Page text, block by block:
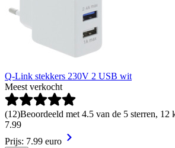
Q-Link stekkers 230V 2 USB wit
Meest verkocht
(12)Beoordeeld met 4.5 van de 5 sterren, 12
7.99
Prijs: 7.99 euro